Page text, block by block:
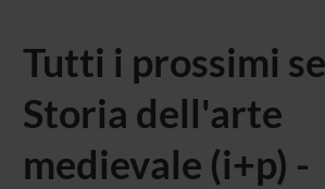
Tutti i prossimi
Storia dell'arte
medievale (i+p) -